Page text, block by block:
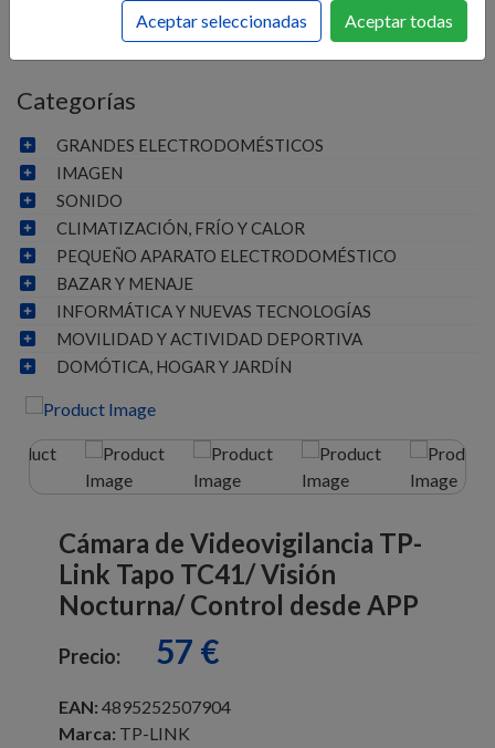
CONECTIVIDAD / REDES> VIDEOVIGILANCIA
CAMARAS VIDEOVIGILANCIA
Categorías
GRANDES ELECTRODOMÉSTICOS
IMAGEN
SONIDO
CLIMATIZACIÓN, FRÍO Y CALOR
PEQUEÑO APARATO ELECTRODOMÉSTICO
BAZAR Y MENAJE
INFORMÁTICA Y NUEVAS TECNOLOGÍAS
MOVILIDAD Y ACTIVIDAD DEPORTIVA
DOMÓTICA, HOGAR Y JARDÍN
Cámara de Videovigilancia TP-
Link Tapo TC41/ Visión
Nocturna/ Control desde APP
Precio: 57 €
EAN: 4895252507904
Marca: TP-LINK
Aceptar seleccionadas Aceptar todas